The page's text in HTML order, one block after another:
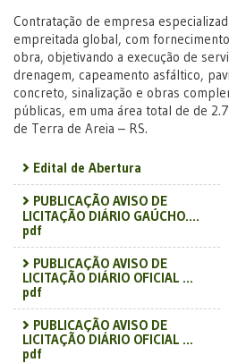
Contratação de empresa
empreitada global, com
obra, objetivando a execução de
drenagem, capeamento asfáltico,
concreto, sinalização e obras
públicas, em uma área total de de
de Terra de Areia – RS.
Edital de Abertura
PUBLICAÇÃO AVISO DE
LICITAÇÃO DIÁRIO GAÚCHO....
pdf
PUBLICAÇÃO AVISO DE
LICITAÇÃO DIÁRIO OFICIAL ...
pdf
PUBLICAÇÃO AVISO DE
LICITAÇÃO DIÁRIO OFICIAL ...
pdf